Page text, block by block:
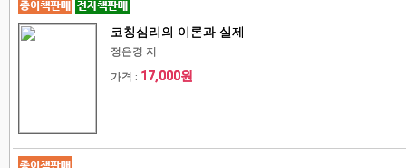
코칭심리의 이론과 실제
정은경 저
가격 : 17,000원